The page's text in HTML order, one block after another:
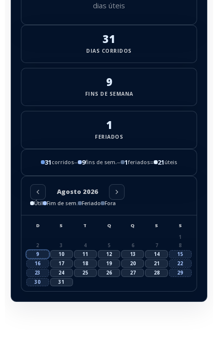
dias úteis
31
DIAS CORRIDOS
9
FINS DE SEMANA
1
FERIADOS
31 corridos− 9fins de sem.− 1feriados= 21úteis
Agosto 2026
Útil Fim de sem. Feriado Fora
D S T Q Q S S
1
2
3 4 5 6 7
8
9
10 11 12 13 14
15
16
17 18 19 20 21
22
23
24 25 26 27 28
29
30
31